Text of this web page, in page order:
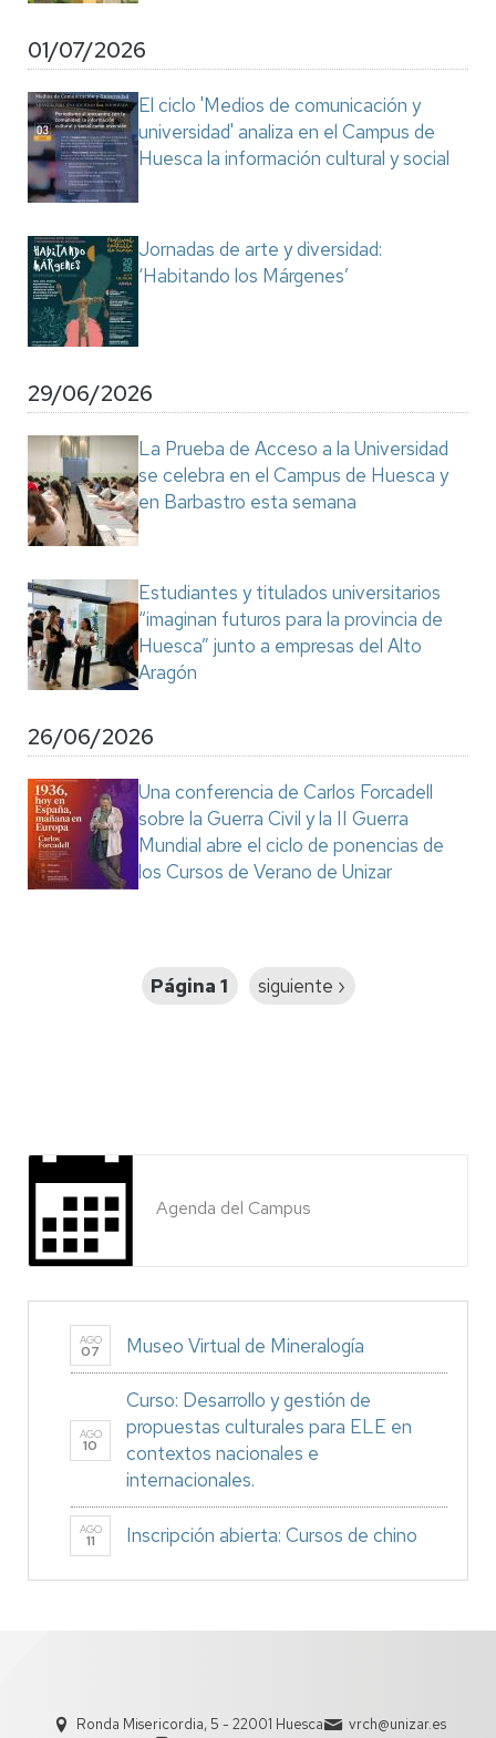
01/07/2026
El ciclo 'Medios de comunicación y
universidad' analiza en el Campus de
Huesca la información cultural y social
Jornadas de arte y diversidad:
‘Habitando los Márgenes’
29/06/2026
La Prueba de Acceso a la Universidad
se celebra en el Campus de Huesca y
en Barbastro esta semana
Estudiantes y titulados universitarios
“imaginan futuros para la provincia de
Huesca” junto a empresas del Alto
Aragón
26/06/2026
Una conferencia de Carlos Forcadell
sobre la Guerra Civil y la II Guerra
Mundial abre el ciclo de ponencias de
los Cursos de Verano de Unizar
Página 1
Siguiente
siguiente ›
Agenda del Campus
AGO
07 Museo Virtual de Mineralogía
AGO
10
Curso: Desarrollo y gestión de
propuestas culturales para ELE en
contextos nacionales e
internacionales.
AGO
11 Inscripción abierta: Cursos de chino
Ronda Misericordia, 5 - 22001 Huesca
vrch@unizar.es